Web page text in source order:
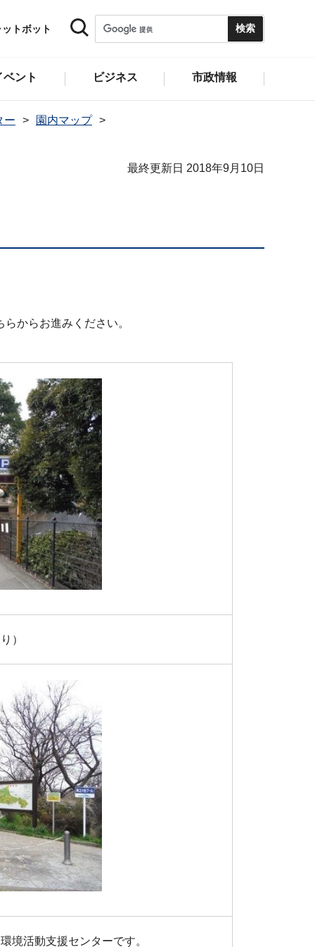
トボット
ント ビジネス 市政情報
ー 園内マップ
最終更新日 2018年9月10日
からお進みください。
）
境活動支援センターです。